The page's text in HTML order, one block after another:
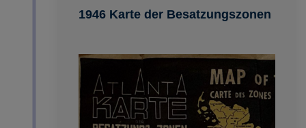
1946 Karte der Besatzungszonen